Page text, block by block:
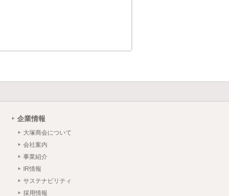
企業情報
大塚商会について
会社案内
事業紹介
IR情報
サステナビリティ
採用情報